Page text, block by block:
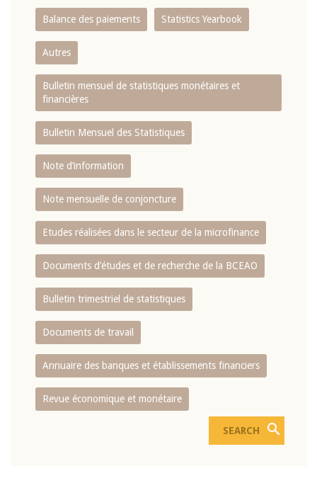
Balance des paiements Statistics Yearbook
Autres
Bulletin mensuel de statistiques monétaires et
financières
Bulletin Mensuel des Statistiques
Note d’information
Note mensuelle de conjoncture
Etudes réalisées dans le secteur de la microfinance
Documents d’études et de recherche de la BCEAO
Bulletin trimestriel de statistiques
Documents de travail
Annuaire des banques et établissements financiers
Revue économique et monétaire